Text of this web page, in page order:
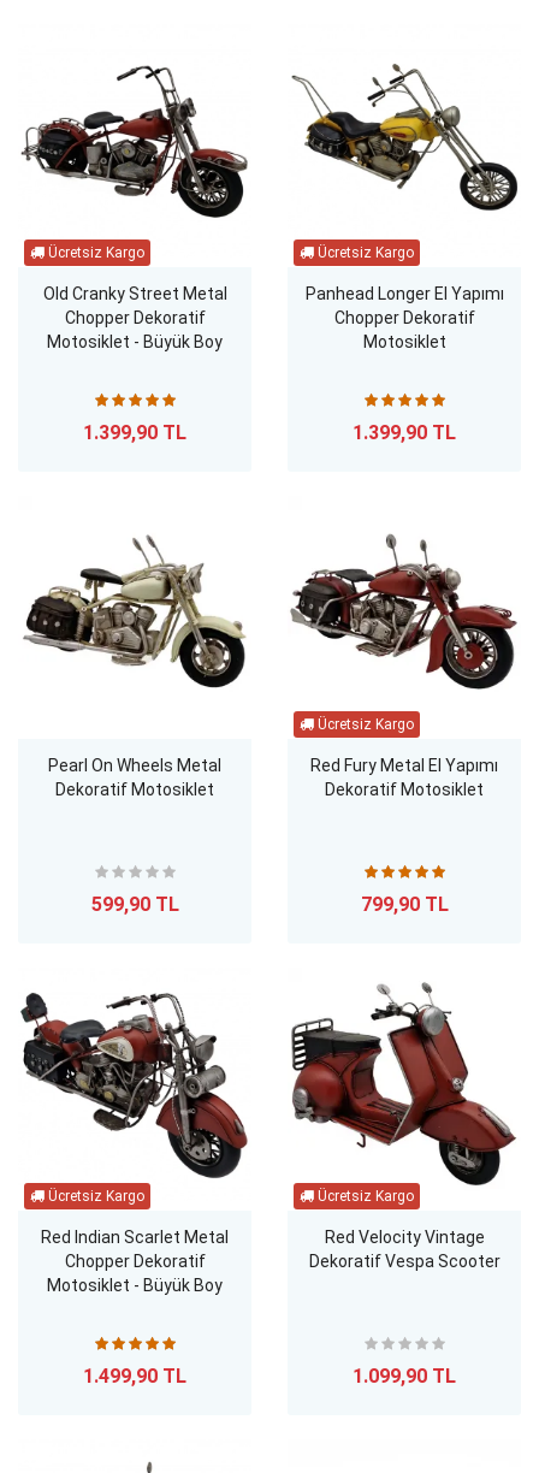
Old Cranky Street Metal
Chopper Dekoratif
Motosiklet - Büyük Boy
1.399,90 TL
Panhead Longer El Yapımı
Chopper Dekoratif
Motosiklet
1.399,90 TL
Pearl On Wheels Metal
Dekoratif Motosiklet
599,90 TL
Red Fury Metal El Yapımı
Dekoratif Motosiklet
799,90 TL
Red Indian Scarlet Metal
Chopper Dekoratif
Motosiklet - Büyük Boy
1.499,90 TL
Red Velocity Vintage
Dekoratif Vespa Scooter
1.099,90 TL